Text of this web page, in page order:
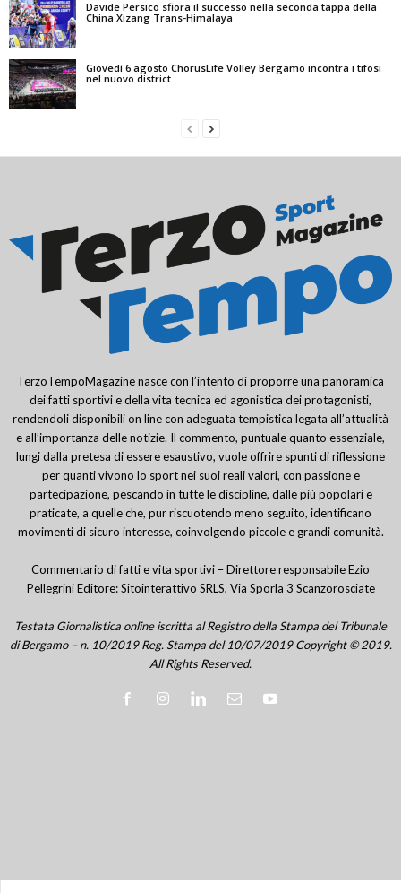
Davide Persico sfiora il successo nella seconda tappa della
China Xizang Trans-Himalaya
Giovedì 6 agosto ChorusLife Volley Bergamo incontra i tifosi
nel nuovo district
TerzoTempoMagazine nasce con l’intento di proporre una panoramica
dei fatti sportivi e della vita tecnica ed agonistica dei protagonisti,
rendendoli disponibili on line con adeguata tempistica legata all’attualità
e all’importanza delle notizie. Il commento, puntuale quanto essenziale,
lungi dalla pretesa di essere esaustivo, vuole offrire spunti di riflessione
per quanti vivono lo sport nei suoi reali valori, con passione e
partecipazione, pescando in tutte le discipline, dalle più popolari e
praticate, a quelle che, pur riscuotendo meno seguito, identificano
movimenti di sicuro interesse, coinvolgendo piccole e grandi comunità.
Commentario di fatti e vita sportivi – Direttore responsabile Ezio
Pellegrini Editore: Sitointerattivo SRLS, Via Sporla 3 Scanzorosciate
Testata Giornalistica online iscritta al Registro della Stampa del Tribunale
di Bergamo – n. 10/2019 Reg. Stampa del 10/07/2019 Copyright © 2019.
All Rights Reserved.